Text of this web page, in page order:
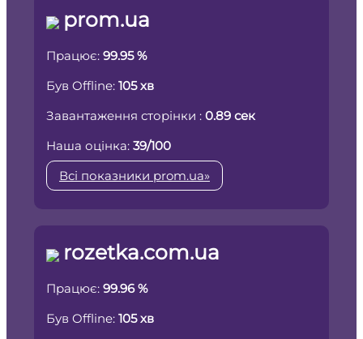
prom.ua
Працює: 99.95 %
Був Offline: 105 хв
Завантаження сторінки : 0.89 сек
Наша оцінка: 39/100
Всі показники prom.ua»
rozetka.com.ua
Працює: 99.96 %
Був Offline: 105 хв